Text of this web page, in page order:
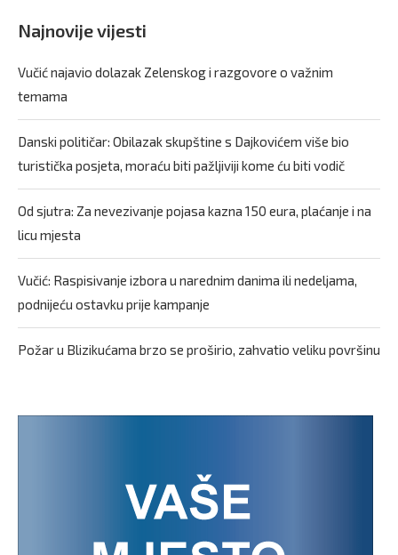
Najnovije vijesti
Vučić najavio dolazak Zelenskog i razgovore o važnim
temama
Danski političar: Obilazak skupštine s Dajkovićem više bio
turistička posjeta, moraću biti pažljiviji kome ću biti vodič
Od sjutra: Za nevezivanje pojasa kazna 150 eura, plaćanje i na
licu mjesta
Vučić: Raspisivanje izbora u narednim danima ili nedeljama,
podnijeću ostavku prije kampanje
Požar u Blizikućama brzo se proširio, zahvatio veliku površinu